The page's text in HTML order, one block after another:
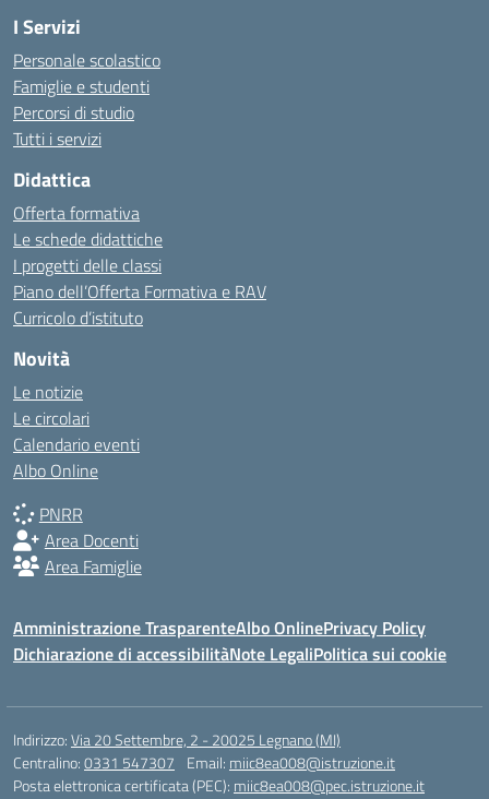
I Servizi
Personale scolastico
Famiglie e studenti
Percorsi di studio
Tutti i servizi
Didattica
Offerta formativa
Le schede didattiche
I progetti delle classi
Piano dell’Offerta Formativa e RAV
Curricolo d’istituto
Novità
Le notizie
Le circolari
Calendario eventi
Albo Online
PNRR
Area Docenti
Area Famiglie
Amministrazione TrasparenteAlbo OnlinePrivacy Policy
Dichiarazione di accessibilitàNote LegaliPolitica sui cookie
Indirizzo:Via 20 Settembre, 2 - 20025 Legnano (MI)
Centralino:0331 547307 Email: miic8ea008@istruzione.it
Posta elettronica certificata (PEC): miic8ea008@pec.istruzione.it